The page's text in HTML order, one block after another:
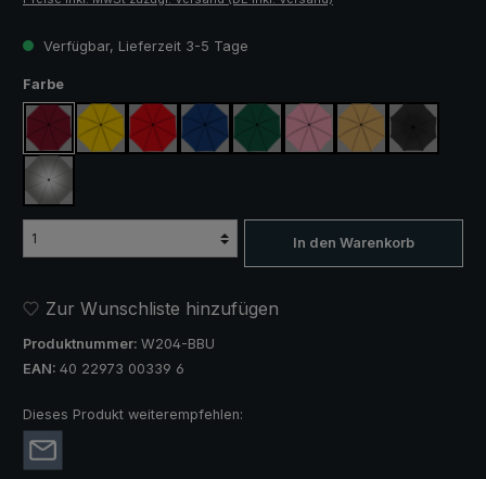
Verfügbar, Lieferzeit 3-5 Tage
Farbeauswählen
weinrot gelb rot königsblaudunkelgrün
rosa beige schwarz
silber, UV-Schutz 50+
In den Warenkorb
Zur Wunschliste hinzufügen
Produktnummer: W204-BBU
EAN: 40 22973 00339 6
Dieses Produkt weiterempfehlen: